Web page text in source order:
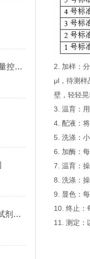
ELISA试剂盒在药物研发与质量控制中的应用实践
蛙病毒探针法荧光定量 PCR 试剂盒定量定性检测
2. 加样：
μl，待测样
壁，轻轻
3. 温育：
4. 配液：
5. 洗涤：
6. 加酶：
7. 温育：
8. 洗涤：
9. 显色：
10. 终止：
11. 测定：